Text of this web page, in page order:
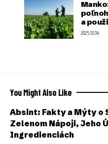
a
2025.10.04.
You Might Also Like
Absint: Fakty a Mýty o
Zelenom Nápoji, Jeho
Ingredienciách